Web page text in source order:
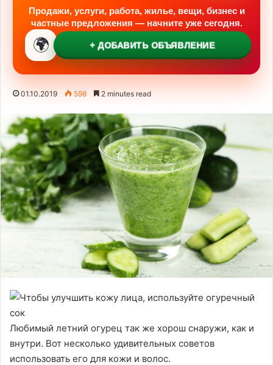
Продажи, услуги, работа, жилье, вещи, бизнес и
частные предложения — начните уже сегодня.
🌍 + ДОБАВИТЬ ОБЪЯВЛЕНИЕ
01.10.2019 598 2 minutes read
Любимый летний огурец так же хорош снаружи, как и
внутри. Вот несколько удивительных советов
использовать его для кожи и волос.